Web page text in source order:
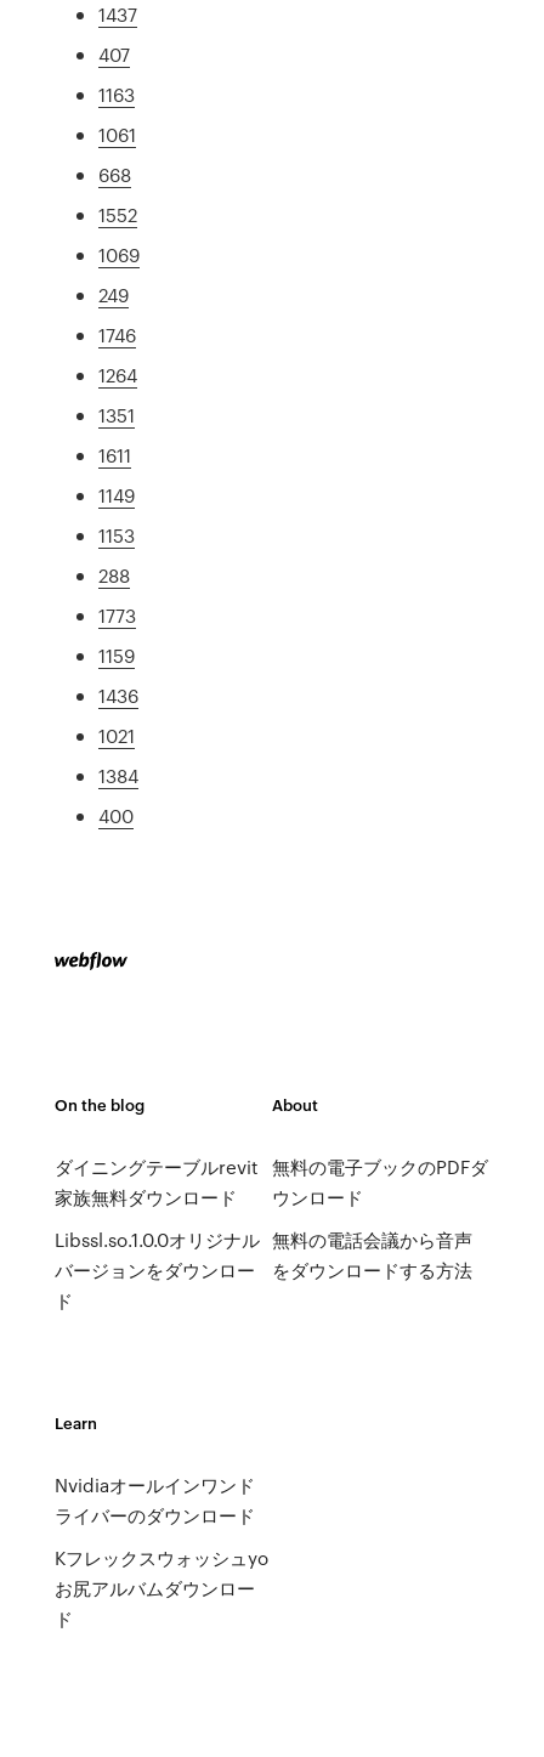
1437
407
1163
1061
668
1552
1069
249
1746
1264
1351
1611
1149
1153
288
1773
1159
1436
1021
1384
400
On the blog
ダイニングテーブルrevit
家族無料ダウンロード
Libssl.so.1.0.0オリジナル
バージョンをダウンロー
ド
About
無料の電子ブックのPDFダ
ウンロード
無料の電話会議から音声
をダウンロードする方法
Learn
Nvidiaオールインワンド
ライバーのダウンロード
Kフレックスウォッシュyo
お尻アルバムダウンロー
ド